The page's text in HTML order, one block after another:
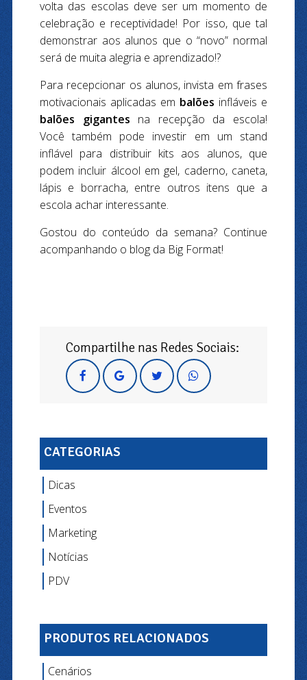
volta das escolas deve ser um momento de
celebração e receptividade! Por isso, que tal
demonstrar aos alunos que o “novo” normal
será de muita alegria e aprendizado!?
Para recepcionar os alunos, invista em frases
motivacionais aplicadas em balões infláveis e
balões gigantes na recepção da escola!
Você também pode investir em um stand
inflável para distribuir kits aos alunos, que
podem incluir álcool em gel, caderno, caneta,
lápis e borracha, entre outros itens que a
escola achar interessante.
Gostou do conteúdo da semana? Continue
acompanhando o blog da Big Format!
Compartilhe nas Redes Sociais:
CATEGORIAS
Dicas
Eventos
Marketing
Notícias
PDV
PRODUTOS RELACIONADOS
Cenários